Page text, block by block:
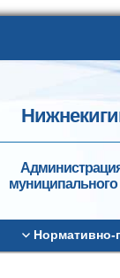
муниципального